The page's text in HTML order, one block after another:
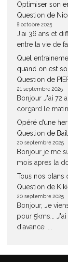
Optimiser son
Question de
8 octobre 2025
J'ai 36 ans et
entre la vie de
Quel
quand on est
Question de
21 septembre 2025
Bonjour J'ai 72
corgard le matin
Opéré d’une
Question de
20 septembre 2025
Bonjour je me
mois apres la
Tous nos plans
Question de
20 septembre 2025
Bonjour, Je
pour 5kms...
d'avance ,...